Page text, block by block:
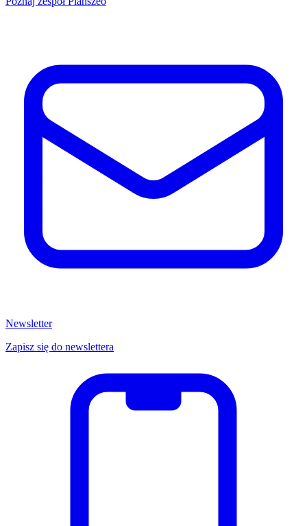
Newsletter
Zapisz się do newslettera